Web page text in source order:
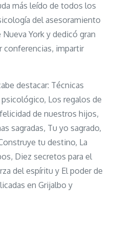
más leído de todos los
del asesoramiento
Nueva York y dedicó gran
conferencias, impartir
destacar: Técnicas
Los regalos de
de nuestros hijos,
sagradas, Tu yo sagrado,
tu destino, La
Diez secretos para el
del espíritu y El poder de
en Grijalbo y